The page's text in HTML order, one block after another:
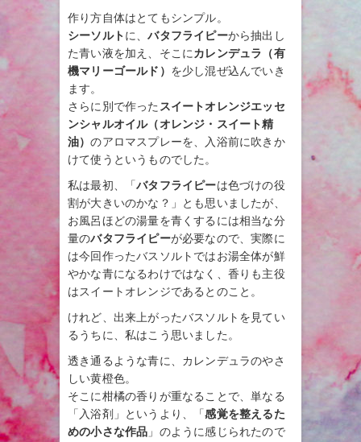
作り方自体はとてもシンプル。
シーソルトに、バタフライピーから抽出し
た青い液を加え、そこにカレンデュラ（有
機マリーゴールド） を少し混ぜ込んでいき
ます。
さらに別で作った スイートオレンジエッセ
ンシャルオイル（オレンジ・スイート精
油）のアロマスプレーを、入浴前に吹きか
けて使うというものでした。
私は最初、「バタフライピーは色づけの役
割が大きいのかな？」とも思いましたが、
お風呂ほどの湯量を青くするには相当な分
量のバタフライピーが必要なので、実際に
は今回作ったバスソルトではお湯全体が鮮
やかな青になるわけではなく、香りも主役
はスイートオレンジであるとのこと。
けれど、出来上がったバスソルトを見てい
るうちに、私はこう思いました。
透き通るような青に、カレンデュラのやさ
しい黄橙色。
そこに柑橘の香りが重なることで、単なる
「入浴剤」というより、「感覚を整えるた
めの小さな作品 」のように感じられたので